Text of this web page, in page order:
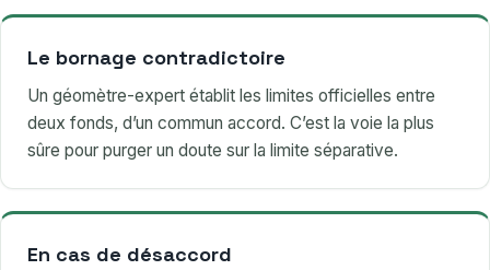
Le bornage contradictoire
Un géomètre-expert établit les limites officielles entre
deux fonds, d’un commun accord. C’est la voie la plus
sûre pour purger un doute sur la limite séparative.
En cas de désaccord